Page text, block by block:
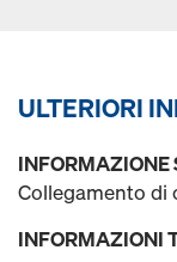
ULTERIORI
INFORMAZIONE
Collegamento di
INFORMAZIONI